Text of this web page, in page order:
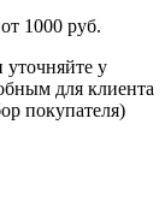
1000 руб.
уточняйте у
для клиента
покупателя)